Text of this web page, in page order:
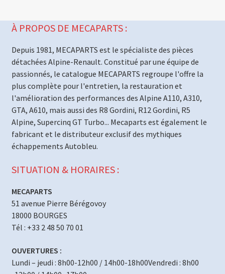
À PROPOS DE MECAPARTS :
Depuis 1981, MECAPARTS est le spécialiste des pièces
détachées Alpine-Renault. Constitué par une équipe de
passionnés, le catalogue MECAPARTS regroupe l'offre la
plus complète pour l'entretien, la restauration et
l'amélioration des performances des Alpine A110, A310,
GTA, A610, mais aussi des R8 Gordini, R12 Gordini, R5
Alpine, Supercinq GT Turbo... Mecaparts est également le
fabricant et le distributeur exclusif des mythiques
échappements Autobleu.
SITUATION & HORAIRES :
MECAPARTS
51 avenue Pierre Bérégovoy
18000 BOURGES
Tél : +33 2 48 50 70 01
OUVERTURES :
Lundi – jeudi : 8h00-12h00 / 14h00-18h00Vendredi : 8h00